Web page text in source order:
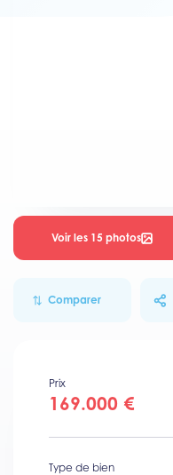
Voir les 15 photos
Comparer
Prix
169.000 €
Type de bien